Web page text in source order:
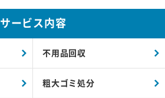
サービス内容
不用品回収
粗大ゴミ処分